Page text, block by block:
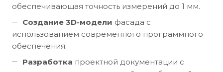
обеспечивающая точность измерений до 1 мм.
Создание 3D-модели фасада с
использованием современного программного
обеспечения.
Разработка проектной документации с